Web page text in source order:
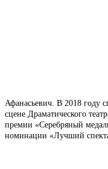
Афанасьевич. В 2018 году
сцене Драматического
премии «Серебряный
номинации «Лучший